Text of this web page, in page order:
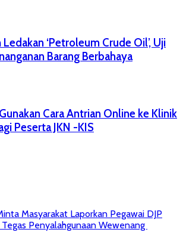
‘Petroleum Crude Oil’, Uji
Barang Berbahaya
Cara Antrian Online ke Klinik
Peserta JKN -KIS
Masyarakat Laporkan Pegawai DJP
Tegas Penyalahgunaan Wewenang